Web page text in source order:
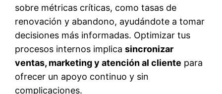
sobre métricas críticas, como tasas de
renovación y abandono, ayudándote a tomar
decisiones más informadas. Optimizar tus
procesos internos implicasincronizar
ventas, marketing y atención al cliente para
ofrecer un apoyo continuo y sin
complicaciones.